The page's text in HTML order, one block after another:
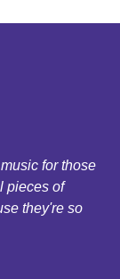
for those
pieces of
they're so